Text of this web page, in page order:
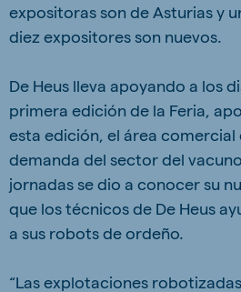
expositoras son de Asturias y
diez expositores son nuevos.
De Heus lleva apoyando a los
primera edición de la Feria,
esta edición, el área
demanda del sector del
jornadas se dio a conocer su
que los técnicos de De Heus
a sus robots de ordeño.
“Las explotaciones